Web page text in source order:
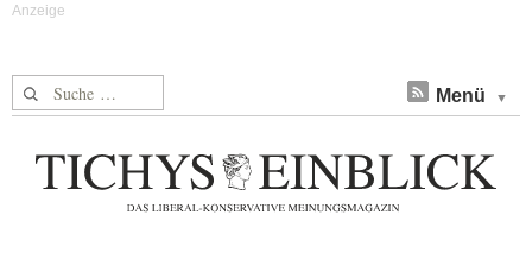
Suche nach: Menü